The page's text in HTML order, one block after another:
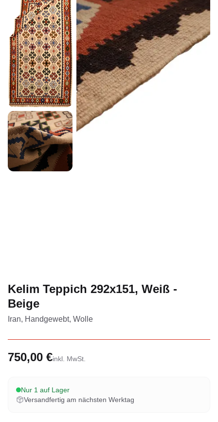
Kelim Teppich 292x151, Weiß -
Beige
Iran, Handgewebt, Wolle
750,00 €inkl. MwSt.
Nur 1 auf Lager
Versandfertig am nächsten Werktag